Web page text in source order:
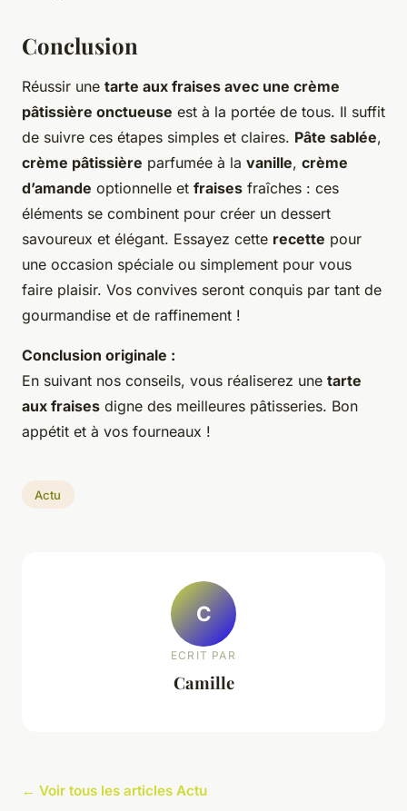
Conclusion
Réussir une tarte aux fraises avec une crème
pâtissière onctueuse est à la portée de tous. Il suffit
de suivre ces étapes simples et claires. Pâte sablée,
crème pâtissière parfumée à la vanille, crème
d’amande optionnelle et fraises fraîches : ces
éléments se combinent pour créer un dessert
savoureux et élégant. Essayez cette recette pour
une occasion spéciale ou simplement pour vous
faire plaisir. Vos convives seront conquis par tant de
gourmandise et de raffinement !
Conclusion originale :
En suivant nos conseils, vous réaliserez une tarte
aux fraises digne des meilleures pâtisseries. Bon
appétit et à vos fourneaux !
Actu
C
ECRIT PAR
Camille
← Voir tous les articles Actu